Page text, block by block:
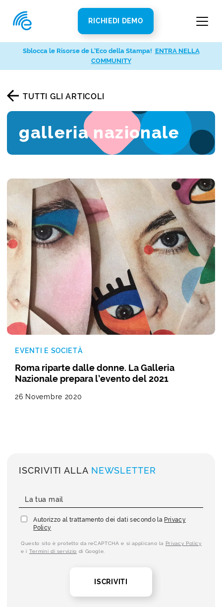
RICHIEDI DEMO
TUTTI GLI ARTICOLI
galleria nazionale
EVENTI E SOCIETÀ
Roma riparte dalle donne. La Galleria
Nazionale prepara l’evento del 2021
26 Novembre 2020
ISCRIVITI ALLA NEWSLETTER
Autorizzo al trattamento dei dati secondo la Privacy
Policy
Questo sito è protetto da reCAPTCHA e si applicano la Privacy Policy
e i Termini di servizio di Google.
ISCRIVITI
Sblocca le Risorse de L’Eco della Stampa! ENTRA NELLA
COMMUNITY